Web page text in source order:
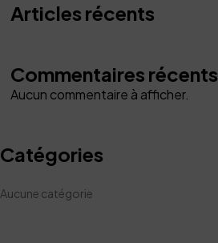
Articles récents
Commentaires récents
Aucun commentaire à afficher.
Catégories
Aucune catégorie